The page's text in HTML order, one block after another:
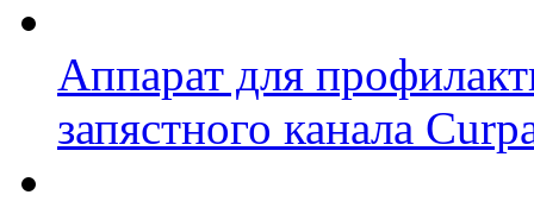
Аппарат для
запястного канала